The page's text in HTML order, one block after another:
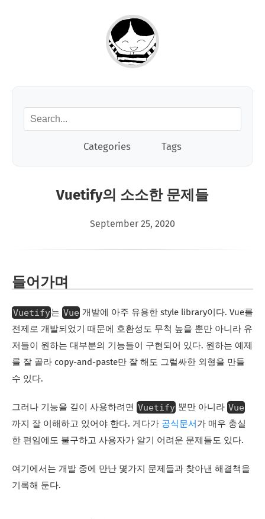
Categories Tags
Vuetify의 소소한 문제들
September 25, 2020
들어가며
Vuetify는 Vue 개발에 아주 유용한 style library이다. Vue를
전제로 개발되었기 때문에 호환성도 무척 높을 뿐만 아니라 유
저들이 원하는 대부분의 기능들이 구현되어 있다. 원하는 예제
를 잘 골라 copy-and-paste만 잘 해도 그럴싸한 외형을 만들
수 있다.
그러나 기능을 깊이 사용하려면 Vuetify 뿐만 아니라 Vue
까지 잘 이해하고 있어야 한다. 게다가 공식문서 가 매우 충실
한 편임에도 불구하고 사용자가 알기 어려운 문제들도 있다.
여기에서는 개발 중에 만난 몇가지 문제들과 찾아낸 해결책을
기록해 둔다.